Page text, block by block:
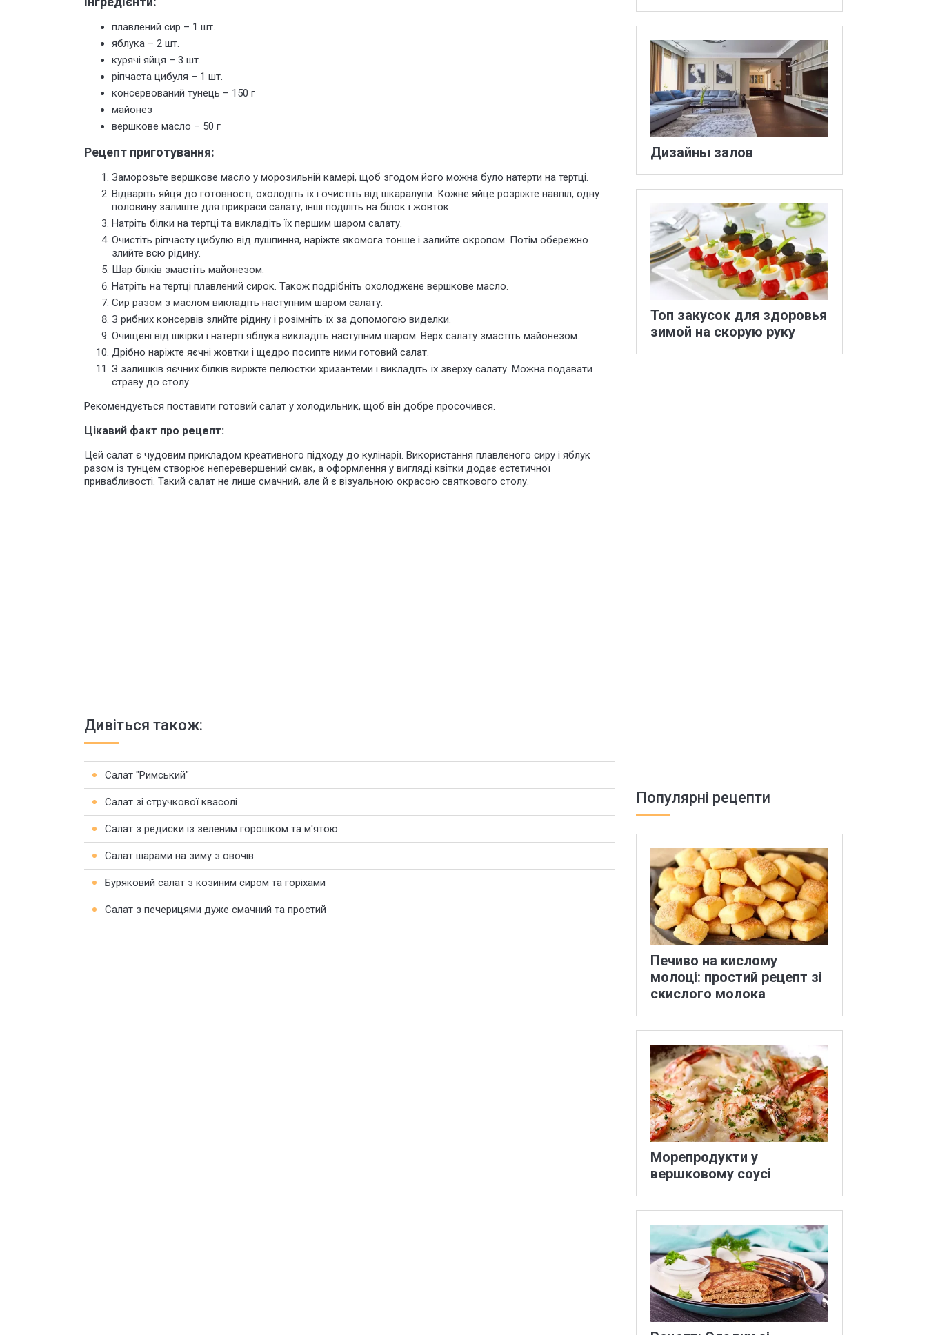
плавлений сир – 1 шт.
яблука – 2 шт.
курячі яйця – 3 шт.
ріпчаста цибуля – 1 шт.
консервований тунець – 150 г
майонез
вершкове масло – 50 г
Рецепт приготування:
Заморозьте вершкове масло у морозильній камері, щоб згодом його можна було натерти на тертці.
Відваріть яйця до готовності, охолодіть їх і очистіть від шкаралупи. Кожне яйце розріжте навпіл, одну
половину залиште для прикраси салату, інші поділіть на білок і жовток.
Натріть білки на тертці та викладіть їх першим шаром салату.
Очистіть ріпчасту цибулю від лушпиння, наріжте якомога тонше і залийте окропом. Потім обережно
злийте всю рідину.
Шар білків змастіть майонезом.
Натріть на тертці плавлений сирок. Також подрібніть охолоджене вершкове масло.
Сир разом з маслом викладіть наступним шаром салату.
З рибних консервів злийте рідину і розімніть їх за допомогою виделки.
Очищені від шкірки і натерті яблука викладіть наступним шаром. Верх салату змастіть майонезом.
Дрібно наріжте яєчні жовтки і щедро посипте ними готовий салат.
З залишків яєчних білків виріжте пелюстки хризантеми і викладіть їх зверху салату. Можна подавати
страву до столу.
Рекомендується поставити готовий салат у холодильник, щоб він добре просочився.
Цікавий факт про рецепт:
Цей салат є чудовим прикладом креативного підходу до кулінарії. Використання плавленого сиру і яблук
разом із тунцем створює неперевершений смак, а оформлення у вигляді квітки додає естетичної
привабливості. Такий салат не лише смачний, але й є візуальною окрасою святкового столу.
Дивіться також:
Салат "Римський"
Салат зі стручкової квасолі
Салат з редиски із зеленим горошком та м'ятою
Салат шарами на зиму з овочів
Буряковий салат з козиним сиром та горіхами
Салат з печерицями дуже смачний та простий
Дизайны залов
Топ закусок для здоровья
зимой на скорую руку
Популярні рецепти
Печиво на кислому
молоці: простий рецепт зі
скислого молока
Морепродукти у
вершковому соусі